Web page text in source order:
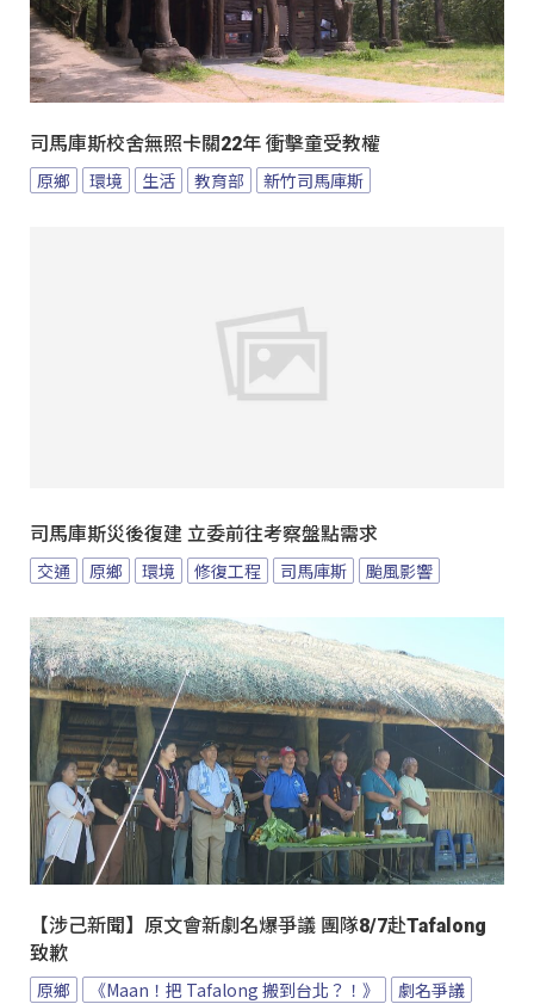
司馬庫斯校舍無照卡關22年 衝擊童受教權
原鄉 環境 生活 教育部 新竹司馬庫斯
司馬庫斯災後復建 立委前往考察盤點需求
交通 原鄉 環境 修復工程 司馬庫斯 颱風影響
【涉己新聞】原文會新劇名爆爭議 團隊8/7赴Tafalong
致歉
原鄉 《Maan！把 Tafalong 搬到台北？！》
劇名爭議